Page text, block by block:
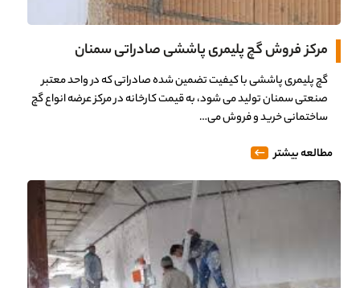
مرکز فروش گچ پلیمری پاششی صادراتی سمنان
گچ پلیمری پاششی با کیفیت تضمین شده صادراتی که در واحد معتبر
صنعتی سمنان تولید می شود، به قیمت کارخانه در مرکز عرضه انواع گچ
ساختمانی خرید و فروش می…
مطالعه بیشتر